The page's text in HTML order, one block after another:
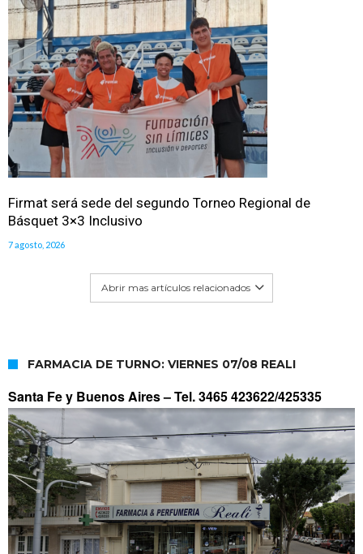
Firmat será sede del segundo Torneo Regional de
Básquet 3×3 Inclusivo
7 agosto, 2026
Abrir mas artículos relacionados
FARMACIA DE TURNO: VIERNES 07/08 REALI
Santa Fe y Buenos Aires –Tel. 3465 423622/425335